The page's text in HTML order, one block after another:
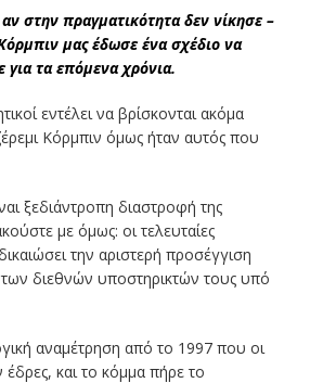
στην πραγματικότητα δεν νίκησε –
μας έδωσε ένα σχέδιο να
τα επόμενα χρόνια.
εντέλει να βρίσκονται ακόμα
Κόρμπιν όμως ήταν αυτός που
ξεδιάντροπη διαστροφή της
με όμως: οι τελευταίες
την αριστερή προσέγγιση
διεθνών υποστηρικτών τους υπό
αναμέτρηση από το 1997 που οι
έδρες, και το κόμμα πήρε το